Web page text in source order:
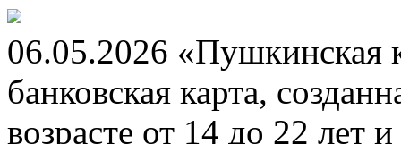
06.05.2026 «Пушкинская
банковская карта,
возрасте от 14 до 22 лет